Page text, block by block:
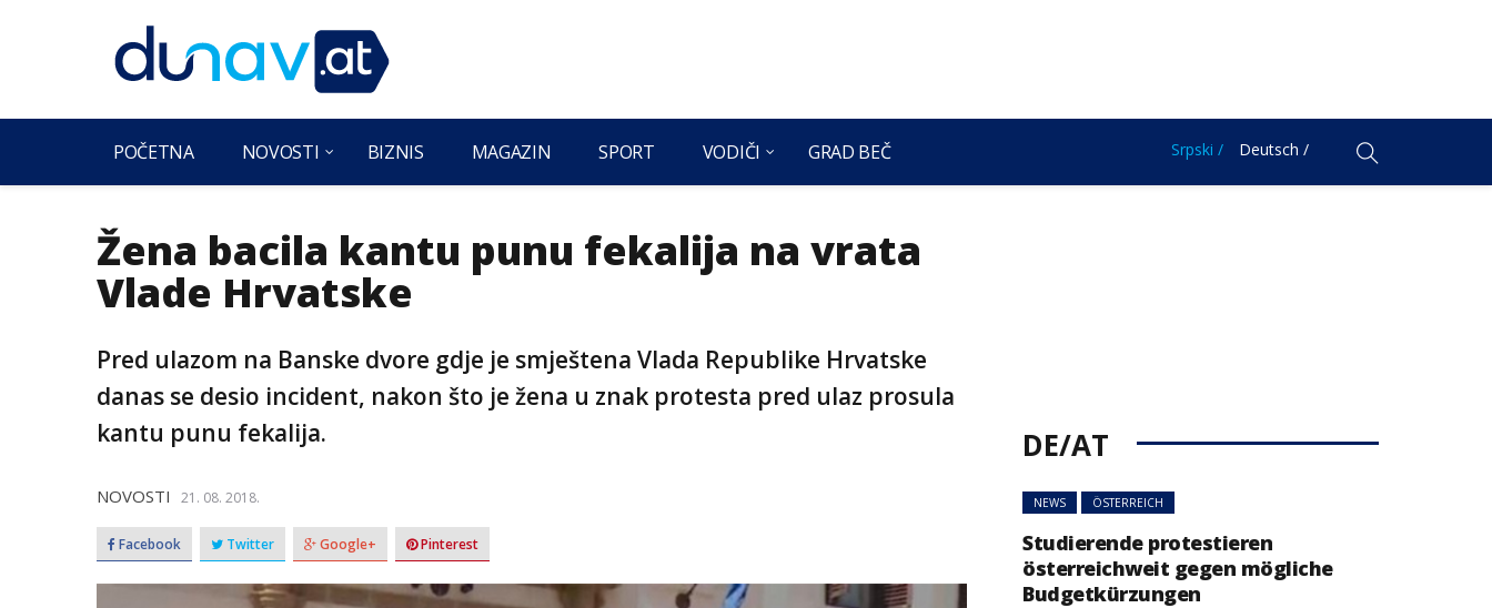
POČETNA NOVOSTI BIZNIS MAGAZIN SPORT VODIČI GRAD BEČ Srpski / Deutsch /
Žena bacila kantu punu fekalija na vrata
Vlade Hrvatske
Pred ulazom na Banske dvore gdje je smještena Vlada Republike Hrvatske
danas se desio incident, nakon što je žena u znak protesta pred ulaz prosula
kantu punu fekalija.
NOVOSTI 21. 08. 2018.
Facebook Twitter Google+ Pinterest
DE/AT
NEWS ÖSTERREICH
Studierende protestieren
österreichweit gegen mögliche
Budgetkürzungen